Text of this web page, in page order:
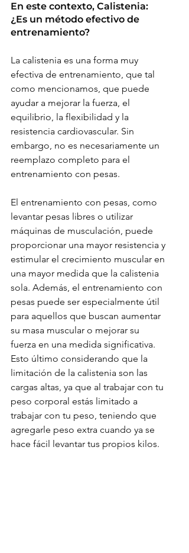
En este contexto, Calistenia:
¿Es un método efectivo de
entrenamiento?
La calistenia es una forma muy
efectiva de entrenamiento, que tal
como mencionamos, que puede
ayudar a mejorar la fuerza, el
equilibrio, la flexibilidad y la
resistencia cardiovascular. Sin
embargo, no es necesariamente un
reemplazo completo para el
entrenamiento con pesas.
El entrenamiento con pesas, como
levantar pesas libres o utilizar
máquinas de musculación, puede
proporcionar una mayor resistencia y
estimular el crecimiento muscular en
una mayor medida que la calistenia
sola. Además, el entrenamiento con
pesas puede ser especialmente útil
para aquellos que buscan aumentar
su masa muscular o mejorar su
fuerza en una medida significativa.
Esto último considerando que la
limitación de la calistenia son las
cargas altas, ya que al trabajar con tu
peso corporal estás limitado a
trabajar con tu peso, teniendo que
agregarle peso extra cuando ya se
hace fácil levantar tus propios kilos.